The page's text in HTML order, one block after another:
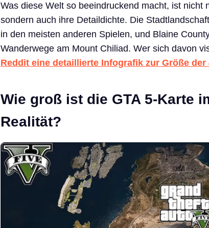
Was diese Welt so beeindruckend macht, ist nicht
sondern auch ihre Detaildichte. Die
in den meisten anderen Spielen, und Blaine
Wanderwege am Mount Chiliad. Wer sich davon
Reddit eine detaillierte Infografik zur Größe der
Wie groß ist die GTA 5-Karte
Realität?